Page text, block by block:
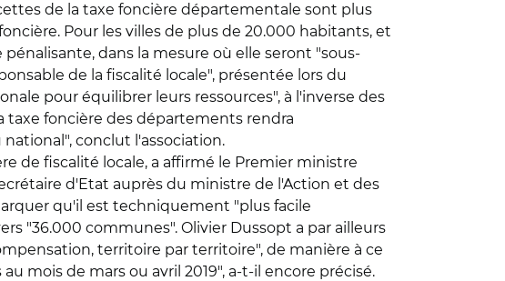
de la taxe foncière départementale sont plus
Pour les villes de plus de 20.000 habitants, et
dans la mesure où elle seront "sous-
de la fiscalité locale", présentée lors du
pour équilibrer leurs ressources", à l'inverse des
taxe foncière des départements rendra
conclut l'association.
de fiscalité locale, a affirmé le Premier ministre
d'Etat auprès du ministre de l'Action et des
qu'il est techniquement "plus facile
"36.000 communes". Olivier Dussopt a par ailleurs
territoire par territoire", de manière à ce
mois de mars ou avril 2019", a-t-il encore précisé.